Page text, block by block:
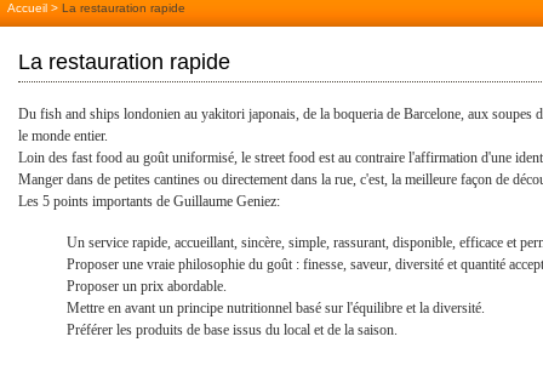
Accueil > La restauration rapide
La restauration rapide
Du fish and ships londonien au yakitori japonais, de la boqueria de Barcelone, aux soupes
le monde entier.
Loin des fast food au goût uniformisé, le street food est au contraire l'affirmation d'une
Manger dans de petites cantines ou directement dans la rue, c'est, la meilleure façon de
Les 5 points importants de Guillaume Geniez:
Un service rapide, accueillant, sincère, simple, rassurant, disponible, efficace et
Proposer une vraie philosophie du goût : finesse, saveur, diversité et quantité
Proposer un prix abordable.
Mettre en avant un principe nutritionnel basé sur l'équilibre et la diversité.
Préférer les produits de base issus du local et de la saison.